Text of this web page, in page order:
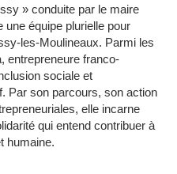
» conduite par le maire
équipe plurielle pour
les-Moulineaux. Parmi les
entrepreneure franco-
sociale et
Par son parcours, son action
elle incarne
qui entend contribuer à
humaine.